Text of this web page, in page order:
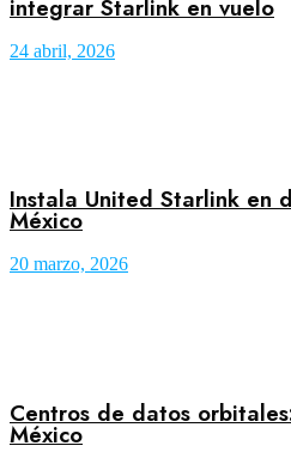
integrar Starlink en vuelo
24 abril, 2026
Instala United Starlink en
México
20 marzo, 2026
Centros de datos
México